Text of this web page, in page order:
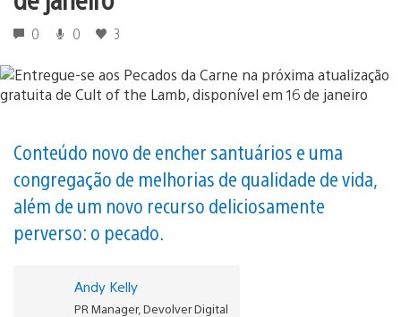
0 0 3
Conteúdo novo de encher santuários e uma
congregação de melhorias de qualidade de vida,
além de um novo recurso deliciosamente
perverso: o pecado.
Andy Kelly
PR Manager, Devolver Digital